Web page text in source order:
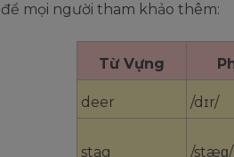
để mọi người tham khảo thêm:
Từ Vựng
deer /dɪr/
stag /stæɡ/